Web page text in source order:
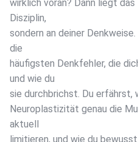
wirklich voran? Dann liegt
Disziplin,
sondern an deiner
die
häufigsten Denkfehler, die
und wie du
sie durchbrichst. Du erfährst,
Neuroplastizität genau die
aktuell
limitieren, und wie du